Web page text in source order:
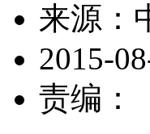
来源：
2015-
责编：